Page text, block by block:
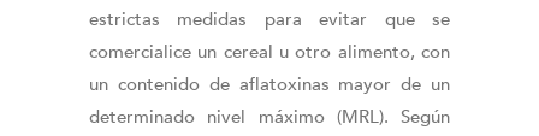
estrictas medidas para evitar que se
comercialice un cereal u otro alimento, con
un contenido de aflatoxinas mayor de un
determinado nivel máximo (MRL). Según